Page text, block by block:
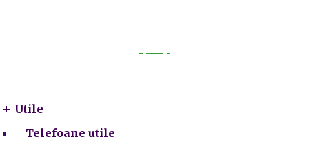
Utile
Telefoane utile